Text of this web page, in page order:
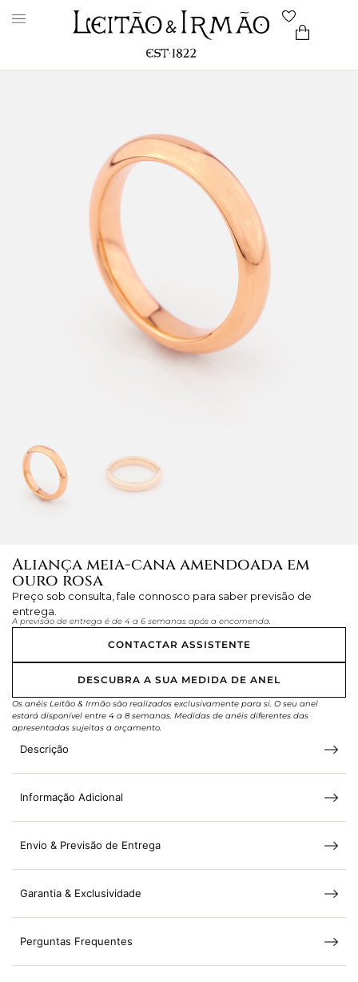
Aliança meia-cana amendoada em
ouro rosa
Preço sob consulta, fale connosco para saber previsão de
entrega.
A previsão de entrega é de 4 a 6 semanas após a encomenda.
CONTACTAR ASSISTENTE
DESCUBRA A SUA MEDIDA DE ANEL
Os anéis Leitão & Irmão são realizados exclusivamente para si. O seu anel
estará disponível entre 4 a 8 semanas. Medidas de anéis diferentes das
apresentadas sujeitas a orçamento.
Descrição
Informação Adicional
Envio & Previsão de Entrega
Garantia & Exclusividade
Perguntas Frequentes